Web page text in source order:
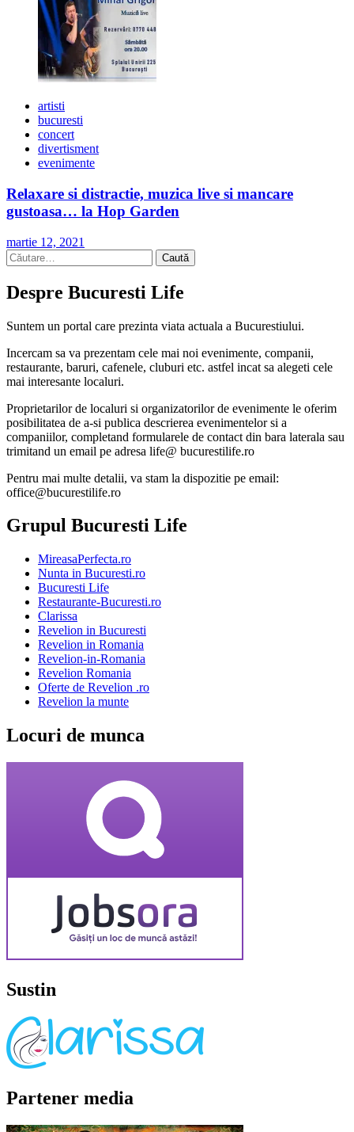
artisti
bucuresti
concert
divertisment
evenimente
Relaxare si distractie, muzica live si mancare
gustoasa… la Hop Garden
martie 12, 2021
Caută
după:
Despre Bucuresti Life
Suntem un portal care prezinta viata actuala a Bucurestiului.
Incercam sa va prezentam cele mai noi evenimente, companii,
restaurante, baruri, cafenele, cluburi etc. astfel incat sa alegeti cele
mai interesante localuri.
Proprietarilor de localuri si organizatorilor de evenimente le oferim
posibilitatea de a-si publica descrierea evenimentelor si a
companiilor, completand formularele de contact din bara laterala sau
trimitand un email pe adresa life@ bucurestilife.ro
Pentru mai multe detalii, va stam la dispozitie pe email:
office@bucurestilife.ro
Grupul Bucuresti Life
MireasaPerfecta.ro
Nunta in Bucuresti.ro
Bucuresti Life
Restaurante-Bucuresti.ro
Clarissa
Revelion in Bucuresti
Revelion in Romania
Revelion-in-Romania
Revelion Romania
Oferte de Revelion .ro
Revelion la munte
Locuri de munca
Sustin
Partener media